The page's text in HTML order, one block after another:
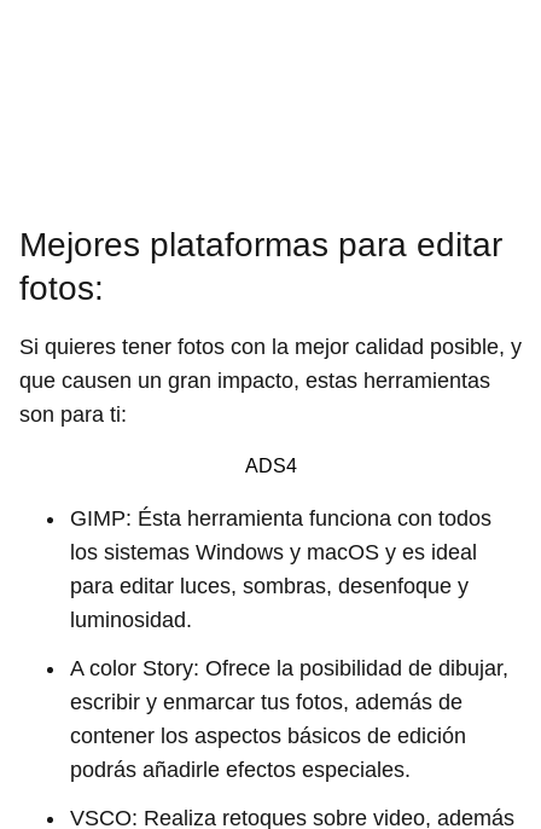
Mejores plataformas para editar
fotos:
Si quieres tener fotos con la mejor calidad posible, y
que causen un gran impacto, estas herramientas
son para ti:
ADS4
GIMP: Ésta herramienta funciona con todos
los sistemas Windows y macOS y es ideal
para editar luces, sombras, desenfoque y
luminosidad.
A color Story: Ofrece la posibilidad de dibujar,
escribir y enmarcar tus fotos, además de
contener los aspectos básicos de edición
podrás añadirle efectos especiales.
VSCO: Realiza retoques sobre video, además